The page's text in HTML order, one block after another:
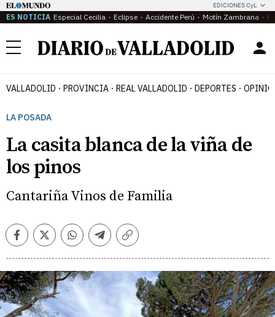
EDICIONES CyL
ES NOTICIA Especial Cecilia Eclipse Accidente Perú Motín Zambrana
Menú
VALLADOLID PROVINCIA REAL VALLADOLID DEPORTES
LA POSADA
La casita blanca de la viña de
los pinos
Cantariña Vinos de Familia
FacebookTwitterWhatsappTelegramCopiar